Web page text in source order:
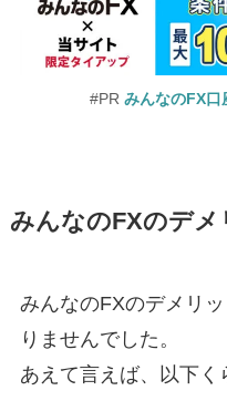
#PR みんなのFX口
みんなのFXのデメ
みんなのFXのデメリ
りませんでした。
あえて言えば、以下く